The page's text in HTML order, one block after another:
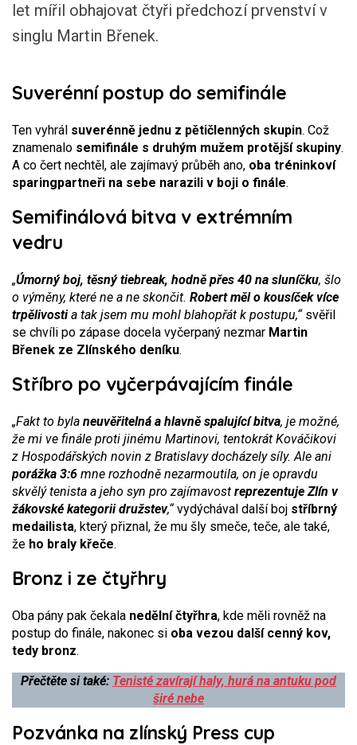
let mířil obhajovat čtyři předchozí prvenství v
singlu Martin Břenek.
Suverénní postup do semifinále
Ten vyhrál suverénně jednu z pětičlenných skupin. Což
znamenalo semifinále s druhým mužem protější skupiny.
A co čert nechtěl, ale zajímavý průběh ano, oba tréninkoví
sparingpartneři na sebe narazili v boji o finále.
Semifinálová bitva v extrémním
vedru
„Úmorný boj, těsný tiebreak, hodně přes 40 na sluníčku, šlo
o výměny, které ne a ne skončit. Robert měl o kousíček více
trpělivostia tak jsem mu mohl blahopřát k postupu,“svěřil
se chvíli po zápase docela vyčerpaný nezmar Martin
Břenek ze Zlínského deníku.
Stříbro po vyčerpávajícím finále
„Fakt to byla neuvěřitelná a hlavně spalující bitva, je možné,
že mi ve finále proti jinému Martinovi, tentokrát Kováčikovi
z Hospodářských novin z Bratislavy docházely síly. Ale ani
porážka 3:6 mne rozhodně nezarmoutila, on je opravdu
skvělý tenista a jeho syn pro zajímavost reprezentuje Zlín v
žákovské kategorii družstev,“vydýchával další boj stříbrný
medailista, který přiznal, že mu šly smeče, teče, ale také,
že ho braly křeče.
Bronz i ze čtyřhry
Oba pány pak čekala nedělní čtyřhra, kde měli rovněž na
postup do finále, nakonec si oba vezou další cenný kov,
tedy bronz.
Přečtěte si také: Tenisté zavírají haly, hurá na antuku pod
širé nebe
Pozvánka na zlínský Press cup